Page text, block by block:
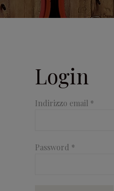
Login
Indirizzo email *
Password *